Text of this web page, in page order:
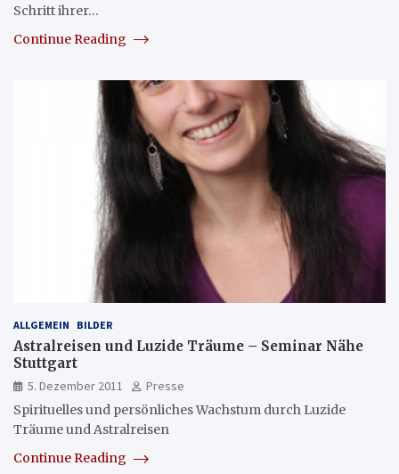
Schritt ihrer…
Continue Reading
ALLGEMEIN BILDER
Astralreisen und Luzide Träume – Seminar Nähe
Stuttgart
5. Dezember 2011
Presse
Spirituelles und persönliches Wachstum durch Luzide
Träume und Astralreisen
Continue Reading